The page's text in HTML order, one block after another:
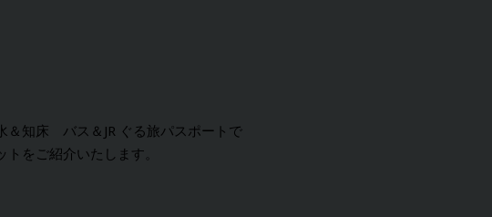
＆知床 バス＆JR ぐる旅パスポートで
をご紹介いたします。